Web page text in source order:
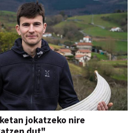
jokatzeko nire